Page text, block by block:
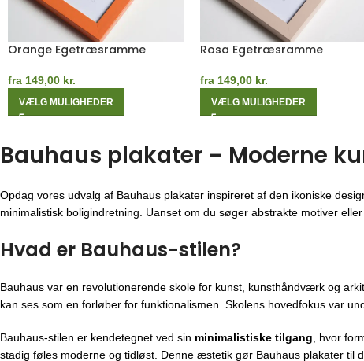
Rød Egetræsramme
fra 149,00 kr.
VÆLG MULIGHEDER
Sort Egetræsramme
fra149,00 kr.
VÆLG MULIGHEDER
Bauhaus plakater – Moderne
Opdag vores udvalg af Bauhaus plakater inspireret af den ikoniske
minimalistisk boligindretning. Uanset om du søger abstrakte motiver
Hvad er Bauhaus-stilen?
Bauhaus var en revolutionerende skole for kunst, kunsthåndværk og
kan ses som en forløber for funktionalismen. Skolens hovedfokus var
Bauhaus-stilen er kendetegnet ved sin minimalistiske tilgang, hvor
stadig føles moderne og tidløst. Denne æstetik gør Bauhaus plakater til